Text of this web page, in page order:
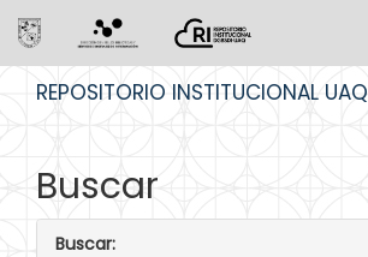
REPOSITORIO INSTITUCIONAL UAQ
Buscar
Buscar: